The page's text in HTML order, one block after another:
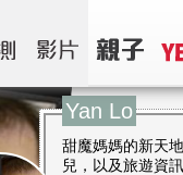
Yan Lo
甜魔媽媽的新天
兒，以及旅遊資